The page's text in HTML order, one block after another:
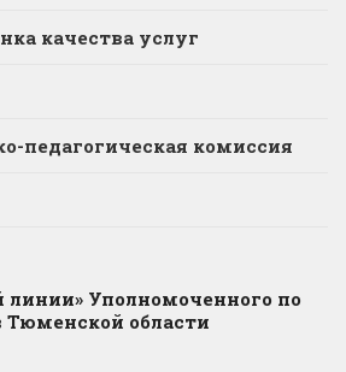
качества услуг
педагогическая комиссия
линии» Уполномоченного по
Тюменской области